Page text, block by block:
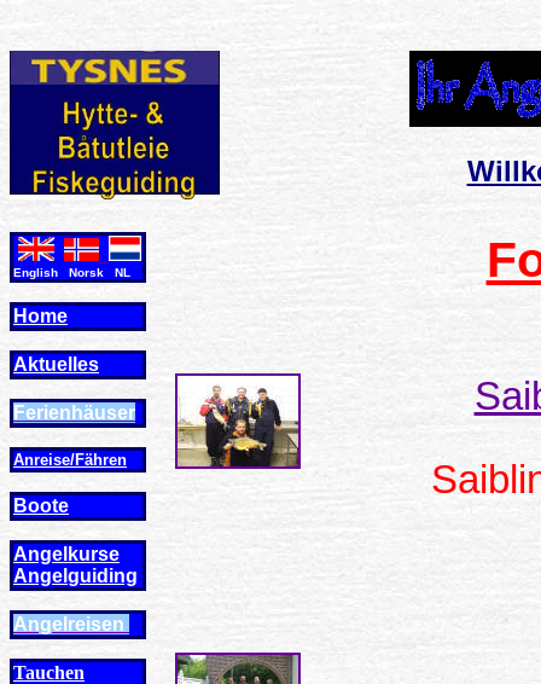
English Norsk NL
Home
Aktuelles
Ferienhäuser
Anreise/Fähren
Boote
Angelkurse
Angel guiding
Angelreisen
Tauchen